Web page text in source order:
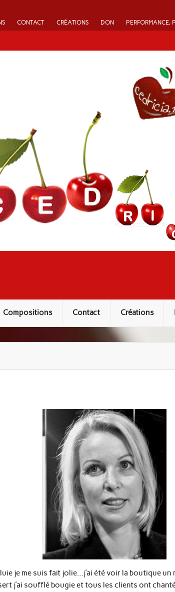
CONTACT CRÉATIONS DON PERFORMANCE,
Compositions Contact Créations
je me suis fait jolie…j’ai été voir la boutique un
j’ai soufflé bougie et tous les clients ont